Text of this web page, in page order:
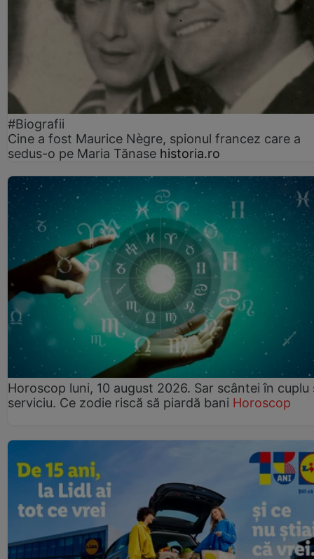
#Biografii
Cine a fost Maurice Nègre, spionul francez care a
sedus-o pe Maria Tănase historia.ro
Horoscop luni, 10 august 2026. Sar scântei în cuplu
serviciu. Ce zodie riscă să piardă bani Horoscop